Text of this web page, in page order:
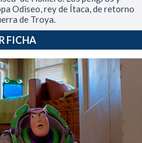
Odiseo, rey de Ítaca, de retorno
de Troya.
FICHA